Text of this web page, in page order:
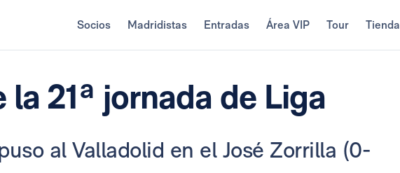
Socios Madridistas Entradas Área VIP Tour Tienda
21ª jornada de Liga
al Valladolid en el José Zorrilla (0-